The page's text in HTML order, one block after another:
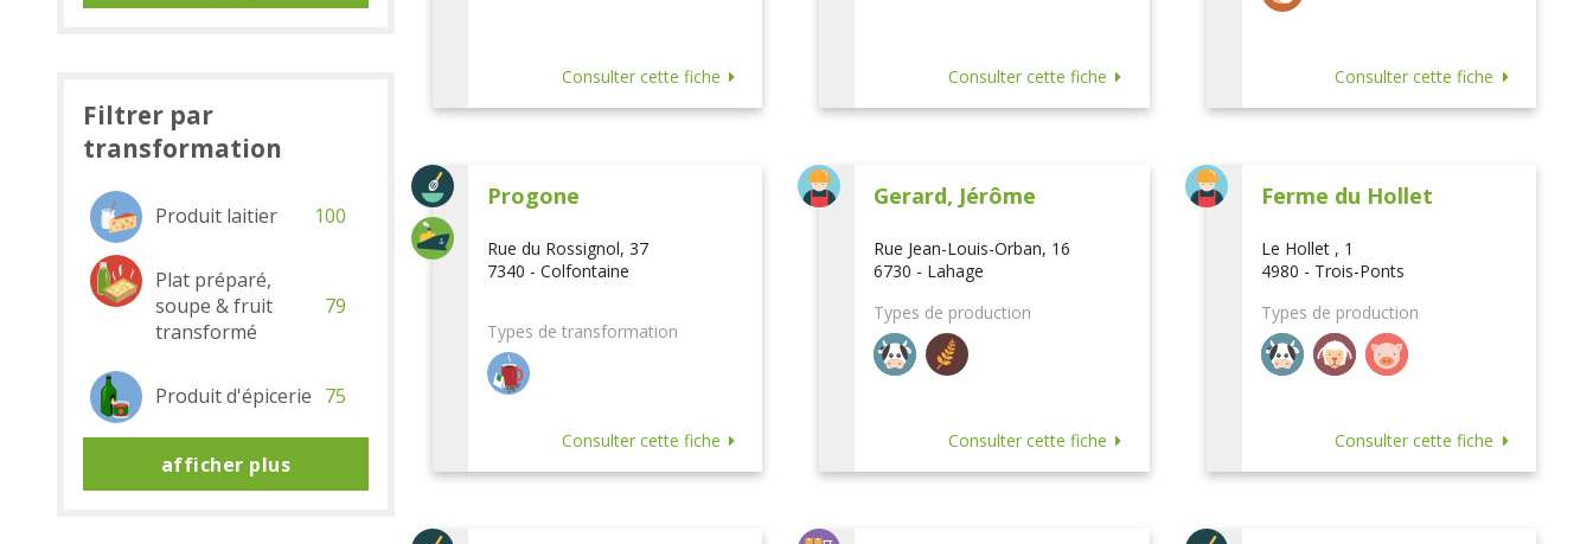
Consulter cette fiche Consulter cette fiche Consulter cette fiche
Progone
Rue du Rossignol, 37
7340 - Colfontaine
Types de transformation
Consulter cette fiche
Gerard, Jérôme
Rue Jean-Louis-Orban, 16
6730 - Lahage
Types de production
Consulter cette fiche
Ferme du Hollet
Le Hollet , 1
4980 - Trois-Ponts
Types de production
Consulter cette fiche
Filtrer par
transformation
Produit laitier 100
Plat préparé,
soupe & fruit
transformé
79
Produit d'épicerie 75
afficher plus